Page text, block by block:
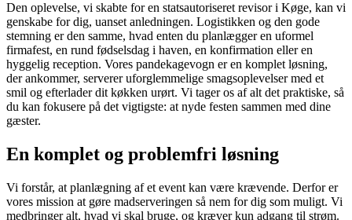
Den oplevelse, vi skabte for en statsautoriseret revisor i Køge, kan vi
genskabe for dig, uanset anledningen. Logistikken og den gode
stemning er den samme, hvad enten du planlægger en uformel
firmafest, en rund fødselsdag i haven, en konfirmation eller en
hyggelig reception. Vores pandekagevogn er en komplet løsning,
der ankommer, serverer uforglemmelige smagsoplevelser med et
smil og efterlader dit køkken urørt. Vi tager os af alt det praktiske, så
du kan fokusere på det vigtigste: at nyde festen sammen med dine
gæster.
En komplet og problemfri løsning
Vi forstår, at planlægning af et event kan være krævende. Derfor er
vores mission at gøre madserveringen så nem for dig som muligt. Vi
medbringer alt, hvad vi skal bruge, og kræver kun adgang til strøm.